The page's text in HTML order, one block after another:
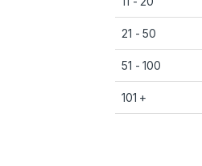
21 - 50
51 - 100
101 +